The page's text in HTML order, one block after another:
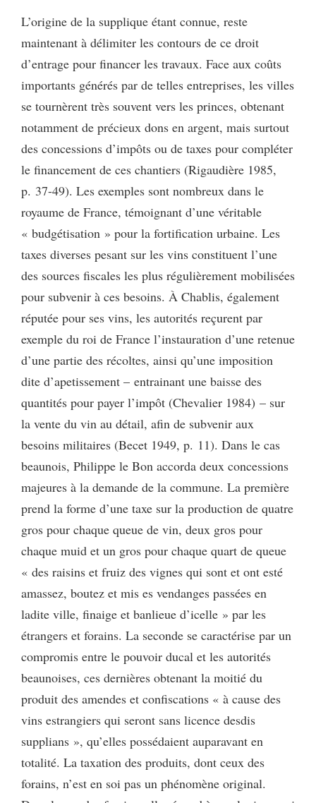
L’origine de la supplique étant connue, reste
maintenant à délimiter les contours de ce droit
d’entrage pour financer les travaux. Face aux coûts
importants générés par de telles entreprises, les villes
se tournèrent très souvent vers les princes, obtenant
notamment de précieux dons en argent, mais surtout
des concessions d’impôts ou de taxes pour compléter
le financement de ces chantiers (Rigaudière 1985,
p. 37-49). Les exemples sont nombreux dans le
royaume de France, témoignant d’une véritable
« budgétisation » pour la fortification urbaine. Les
taxes diverses pesant sur les vins constituent l’une
des sources fiscales les plus régulièrement mobilisées
pour subvenir à ces besoins. À Chablis, également
réputée pour ses vins, les autorités reçurent par
exemple du roi de France l’instauration d’une retenue
d’une partie des récoltes, ainsi qu’une imposition
dite d’apetissement – entrainant une baisse des
quantités pour payer l’impôt (Chevalier 1984) – sur
la vente du vin au détail, afin de subvenir aux
besoins militaires (Becet 1949, p. 11). Dans le cas
beaunois, Philippe le Bon accorda deux concessions
majeures à la demande de la commune. La première
prend la forme d’une taxe sur la production de quatre
gros pour chaque queue de vin, deux gros pour
chaque muid et un gros pour chaque quart de queue
« des raisins et fruiz des vignes qui sont et ont esté
amassez, boutez et mis es vendanges passées en
ladite ville, finaige et banlieue d’icelle » par les
étrangers et forains. La seconde se caractérise par un
compromis entre le pouvoir ducal et les autorités
beaunoises, ces dernières obtenant la moitié du
produit des amendes et confiscations « à cause des
vins estrangiers qui seront sans licence desdis
supplians », qu’elles possédaient auparavant en
totalité. La taxation des produits, dont ceux des
forains, n’est en soi pas un phénomène original.